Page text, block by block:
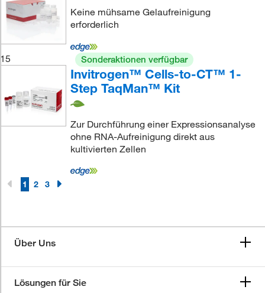
Keine mühsame Gelaufreinigung
erforderlich
15 Sonderaktionen verfügbar
Invitrogen™ Cells-to-CT™ 1-
Step TaqMan™ Kit
Zur Durchführung einer Expressionsanalyse
ohne RNA-Aufreinigung direkt aus
kultivierten Zellen
1 2 3
Über Uns
Lösungen für Sie